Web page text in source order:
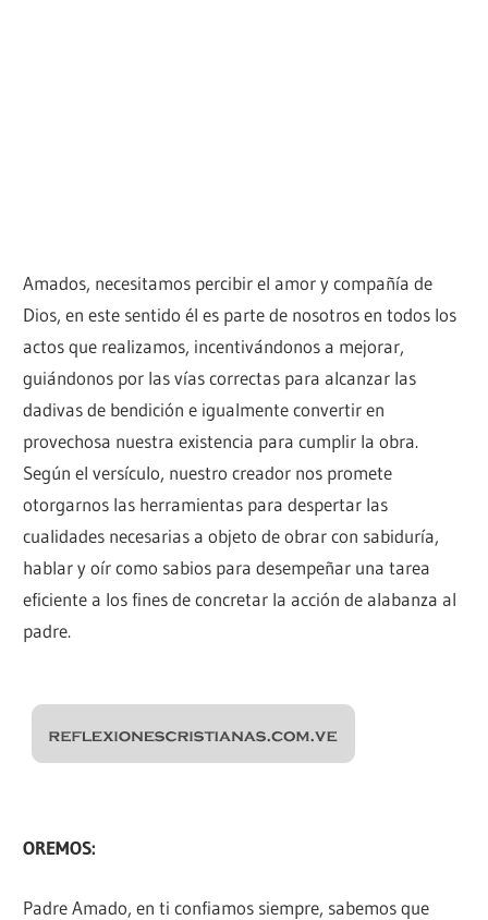
Amados, necesitamos percibir el amor y compañía de
Dios, en este sentido él es parte de nosotros en todos los
actos que realizamos, incentivándonos a mejorar,
guiándonos por las vías correctas para alcanzar las
dadivas de bendición e igualmente convertir en
provechosa nuestra existencia para cumplir la obra.
Según el versículo, nuestro creador nos promete
otorgarnos las herramientas para despertar las
cualidades necesarias a objeto de obrar con sabiduría,
hablar y oír como sabios para desempeñar una tarea
eficiente a los fines de concretar la acción de alabanza al
padre.
OREMOS:
Padre Amado, en ti confiamos siempre, sabemos que